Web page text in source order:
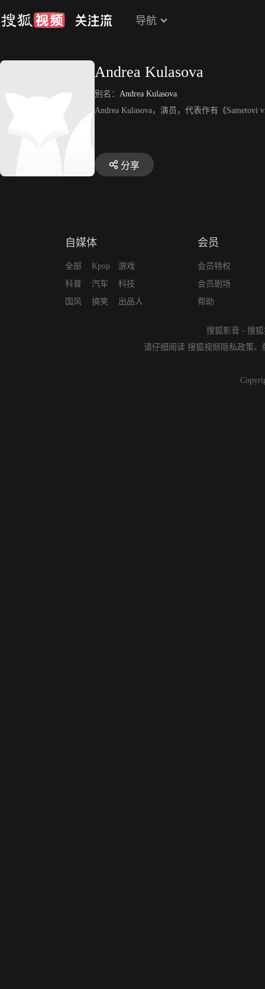
导航
Andrea Kulasova
别名： Andrea Kulasova
Andrea Kulasova，演员，代表作有《Sametovi
分享
自媒体
全部
科普
国风
Kpop
汽车
搞笑
游戏
科技
出品人
会员
会员特权
会员剧场
帮助
搜狐影音 - 搜
请仔细阅读 搜狐视频隐私政策、